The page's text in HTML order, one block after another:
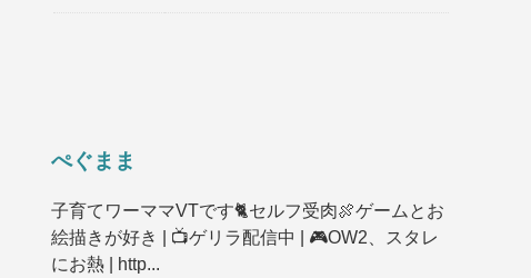
ぺぐまま
子育てワーママVTです🐈セルフ受肉🍖ゲームとお
絵描きが好き | 📺ゲリラ配信中 | 🎮OW2、スタレ
にお熱 | http...